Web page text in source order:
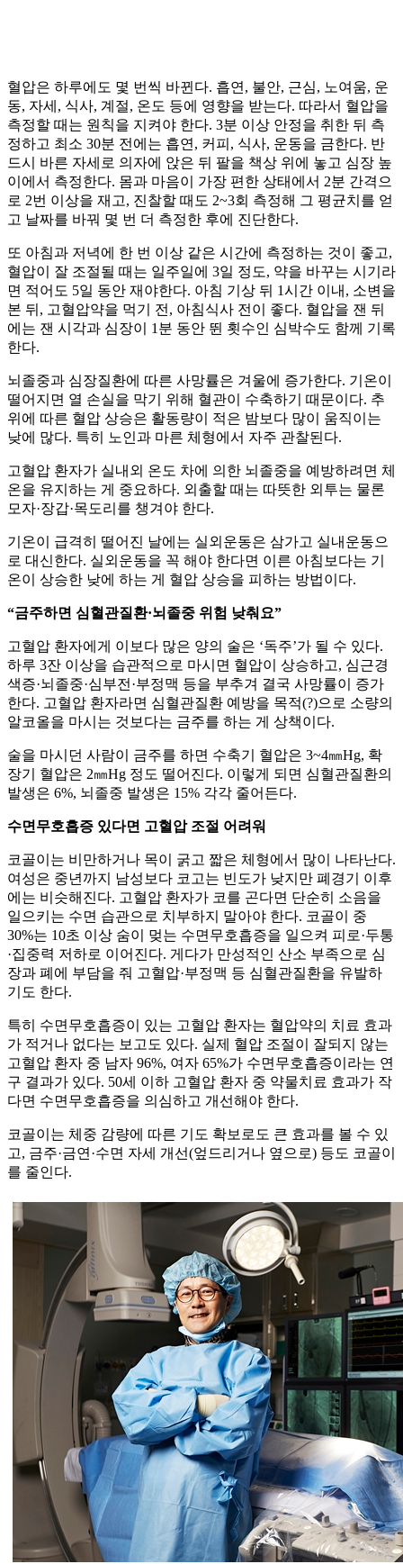
혈압은 하루에도 몇 번씩 바뀐다. 흡연, 불안, 근심, 노여움, 운
동, 자세, 식사, 계절, 온도 등에 영향을 받는다. 따라서 혈압을
측정할 때는 원칙을 지켜야 한다. 3분 이상 안정을 취한 뒤 측
정하고 최소 30분 전에는 흡연, 커피, 식사, 운동을 금한다. 반
드시 바른 자세로 의자에 앉은 뒤 팔을 책상 위에 놓고 심장 높
이에서 측정한다. 몸과 마음이 가장 편한 상태에서 2분 간격으
로 2번 이상을 재고, 진찰할 때도 2~3회 측정해 그 평균치를 얻
고 날짜를 바꿔 몇 번 더 측정한 후에 진단한다.
또 아침과 저녁에 한 번 이상 같은 시간에 측정하는 것이 좋고,
혈압이 잘 조절될 때는 일주일에 3일 정도, 약을 바꾸는 시기라
면 적어도 5일 동안 재야한다. 아침 기상 뒤 1시간 이내, 소변을
본 뒤, 고혈압약을 먹기 전, 아침식사 전이 좋다. 혈압을 잰 뒤
에는 잰 시각과 심장이 1분 동안 뛴 횟수인 심박수도 함께 기록
한다.
뇌졸중과 심장질환에 따른 사망률은 겨울에 증가한다. 기온이
떨어지면 열 손실을 막기 위해 혈관이 수축하기 때문이다. 추
위에 따른 혈압 상승은 활동량이 적은 밤보다 많이 움직이는
낮에 많다. 특히 노인과 마른 체형에서 자주 관찰된다.
고혈압 환자가 실내외 온도 차에 의한 뇌졸중을 예방하려면 체
온을 유지하는 게 중요하다. 외출할 때는 따뜻한 외투는 물론
모자·장갑·목도리를 챙겨야 한다.
기온이 급격히 떨어진 날에는 실외운동은 삼가고 실내운동으
로 대신한다. 실외운동을 꼭 해야 한다면 이른 아침보다는 기
온이 상승한 낮에 하는 게 혈압 상승을 피하는 방법이다.
“금주하면 심혈관질환·뇌졸중 위험 낮춰요”
고혈압 환자에게 이보다 많은 양의 술은 ‘독주’가 될 수 있다.
하루 3잔 이상을 습관적으로 마시면 혈압이 상승하고, 심근경
색증·뇌졸중·심부전·부정맥 등을 부추겨 결국 사망률이 증가
한다. 고혈압 환자라면 심혈관질환 예방을 목적(?)으로 소량의
알코올을 마시는 것보다는 금주를 하는 게 상책이다.
술을 마시던 사람이 금주를 하면 수축기 혈압은 3~4㎜Hg, 확
장기 혈압은 2㎜Hg 정도 떨어진다. 이렇게 되면 심혈관질환의
발생은 6%, 뇌졸중 발생은 15% 각각 줄어든다.
수면무호흡증 있다면 고혈압 조절 어려워
코골이는 비만하거나 목이 굵고 짧은 체형에서 많이 나타난다.
여성은 중년까지 남성보다 코고는 빈도가 낮지만 폐경기 이후
에는 비슷해진다. 고혈압 환자가 코를 곤다면 단순히 소음을
일으키는 수면 습관으로 치부하지 말아야 한다. 코골이 중
30%는 10초 이상 숨이 멎는 수면무호흡증을 일으켜 피로·두통
·집중력 저하로 이어진다. 게다가 만성적인 산소 부족으로 심
장과 폐에 부담을 줘 고혈압·부정맥 등 심혈관질환을 유발하
기도 한다.
특히 수면무호흡증이 있는 고혈압 환자는 혈압약의 치료 효과
가 적거나 없다는 보고도 있다. 실제 혈압 조절이 잘되지 않는
고혈압 환자 중 남자 96%, 여자 65%가 수면무호흡증이라는 연
구 결과가 있다. 50세 이하 고혈압 환자 중 약물치료 효과가 작
다면 수면무호흡증을 의심하고 개선해야 한다.
코골이는 체중 감량에 따른 기도 확보로도 큰 효과를 볼 수 있
고, 금주·금연·수면 자세 개선(엎드리거나 옆으로) 등도 코골이
를 줄인다.